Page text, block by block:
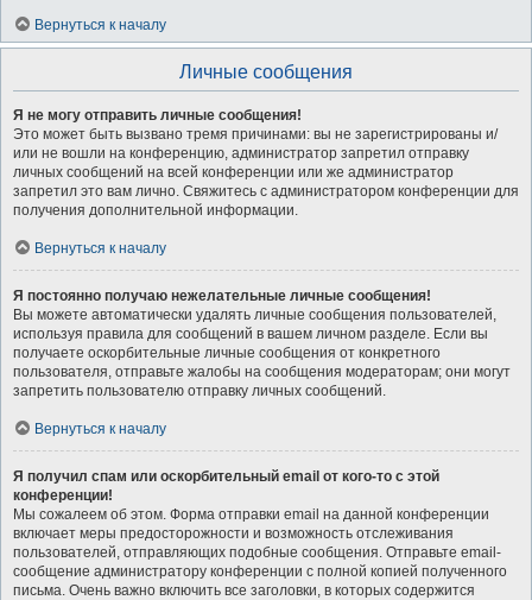
Вернуться к началу
Личные сообщения
Я не могу отправить личные сообщения!
Это может быть вызвано тремя причинами: вы не зарегистрированы и/
или не вошли на конференцию, администратор запретил отправку
личных сообщений на всей конференции или же администратор
запретил это вам лично. Свяжитесь с администратором конференции для
получения дополнительной информации.
Вернуться к началу
Я постоянно получаю нежелательные личные сообщения!
Вы можете автоматически удалять личные сообщения пользователей,
используя правила для сообщений в вашем личном разделе. Если вы
получаете оскорбительные личные сообщения от конкретного
пользователя, отправьте жалобы на сообщения модераторам; они могут
запретить пользователю отправку личных сообщений.
Вернуться к началу
Я получил спам или оскорбительный email от кого-то с этой
конференции!
Мы сожалеем об этом. Форма отправки email на данной конференции
включает меры предосторожности и возможность отслеживания
пользователей, отправляющих подобные сообщения. Отправьте email-
сообщение администратору конференции с полной копией полученного
письма. Очень важно включить все заголовки, в которых содержится